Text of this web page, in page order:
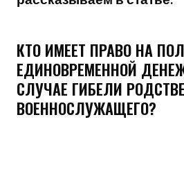
КТО ИМЕЕТ ПРАВО НА
ЕДИНОВРЕМЕННОЙ
СЛУЧАЕ ГИБЕЛИ
ВОЕННОСЛУЖАЩЕГО?